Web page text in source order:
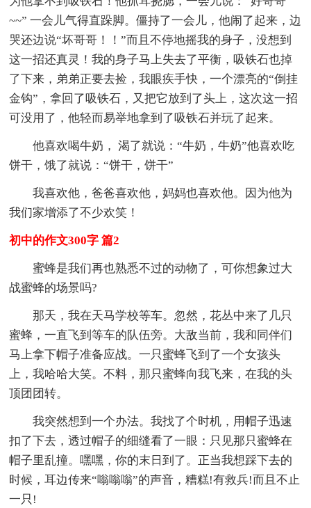
~~” 一会儿气得直跺脚。僵持了一会儿，他闹了起来，边
哭还边说“坏哥哥！！”而且不停地摇我的身子，没想到
这一招还真灵！我的身子马上失去了平衡，吸铁石也掉
了下来，弟弟正要去捡，我眼疾手快，一个漂亮的“倒挂
金钩”，拿回了吸铁石，又把它放到了头上，这次这一招
可没用了，他轻而易举地拿到了吸铁石并玩了起来。
他喜欢喝牛奶， 渴了就说：“牛奶，牛奶”他喜欢吃
饼干，饿了就说：“饼干，饼干”
我喜欢他，爸爸喜欢他，妈妈也喜欢他。因为他为
我们家增添了不少欢笑！
初中的作文300字 篇2
蜜蜂是我们再也熟悉不过的动物了，可你想象过大
战蜜蜂的场景吗?
那天，我在天马学校等车。忽然，花丛中来了几只
蜜蜂，一直飞到等车的队伍旁。大敌当前，我和同伴们
马上拿下帽子准备应战。一只蜜蜂飞到了一个女孩头
上，我哈哈大笑。不料，那只蜜蜂向我飞来，在我的头
顶团团转。
我突然想到一个办法。我找了个时机，用帽子迅速
扣了下去，透过帽子的细缝看了一眼：只见那只蜜蜂在
帽子里乱撞。嘿嘿，你的末日到了。正当我想踩下去的
时候，耳边传来“嗡嗡嗡”的声音，糟糕!有救兵!而且不止
一只!